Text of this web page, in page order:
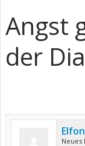
Angst
der
Neues